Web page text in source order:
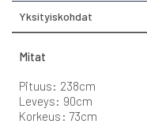
Yksityiskohdat
Mitat
Pituus: 238cm
Leveys: 90cm
Korkeus: 73cm